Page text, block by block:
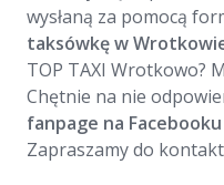
wysłaną za pomocą
taksówkę w
TOP TAXI Wrotkowo?
Chętnie na nie
fanpage na Facebooku
Zapraszamy do